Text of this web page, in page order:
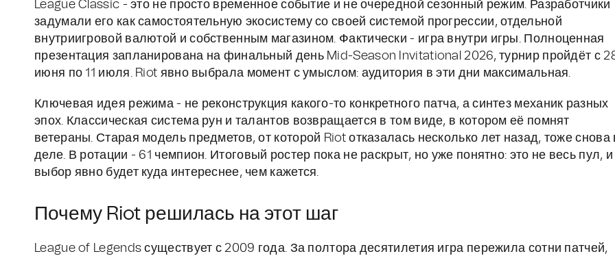
League Classic - это не просто временное событие и не очередной сезонный режим. Разработчики
задумали его как самостоятельную экосистему со своей системой прогрессии, отдельной
внутриигровой валютой и собственным магазином. Фактически - игра внутри игры. Полноценная
презентация запланирована на финальный день Mid-Season Invitational 2026, турнир пройдёт с
июня по 11 июля. Riot явно выбрала момент с умыслом: аудитория в эти дни максимальная.
Ключевая идея режима - не реконструкция какого-то конкретного патча, а синтез механик разных
эпох. Классическая система рун и талантов возвращается в том виде, в котором её помнят
ветераны. Старая модель предметов, от которой Riot отказалась несколько лет назад, тоже снова
деле. В ротации - 61 чемпион. Итоговый ростер пока не раскрыт, но уже понятно: это не весь пул, и
выбор явно будет куда интереснее, чем кажется.
Почему Riot решилась на этот шаг
League of Legends существует с 2009 года. За полтора десятилетия игра пережила сотни патчей,